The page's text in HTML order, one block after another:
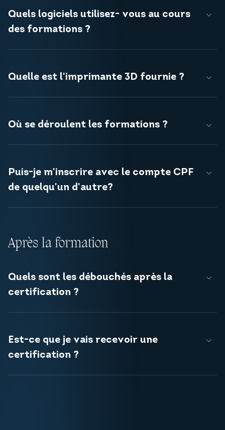
Quels logiciels utilisez- vous au cours
des formations ?
Quelle est l'imprimante 3D fournie ?
Où se déroulent les formations ?
Puis-je m'inscrire avec le compte CPF
de quelqu'un d'autre?
Après la formation
Quels sont les débouchés après la
certification ?
Est-ce que je vais recevoir une
certification ?